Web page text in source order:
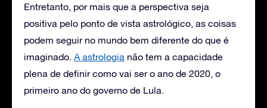
Entretanto, por mais que a perspectiva seja
positiva pelo ponto de vista astrológico, as coisas
podem seguir no mundo bem diferente do que é
imaginado. A astrologia não tem a capacidade
plena de definir como vai ser o ano de 2020, o
primeiro ano do governo de Lula.